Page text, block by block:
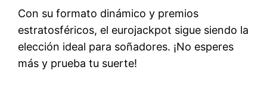
Con su formato dinámico y premios
estratosféricos, el eurojackpot sigue siendo la
elección ideal para soñadores. ¡No esperes
más y prueba tu suerte!